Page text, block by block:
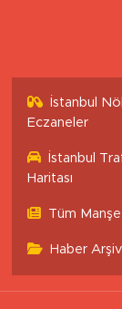
İstanbul
Eczaneler
İstanbul
Haritası
Tüm
Haber